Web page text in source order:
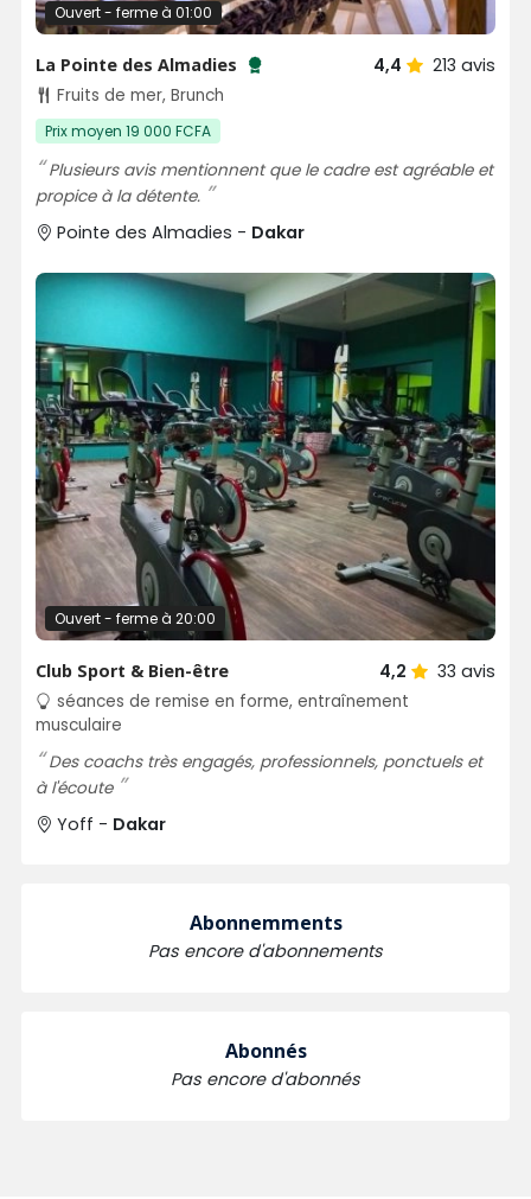
Ouvert - ferme à 01:00
La Pointe des Almadies
Testé et approuvé par SénéGuide
4,4 213 avis
Fruits de mer, Brunch
Prix moyen 19 000 FCFA
Plusieurs avis mentionnent que le cadre est agréable et
propice à la détente.
Pointe des Almadies - Dakar
Ouvert - ferme à 20:00
Club Sport & Bien-être 4,2 33 avis
séances de remise en forme, entraînement
musculaire
Des coachs très engagés, professionnels, ponctuels et
à l'écoute
Yoff - Dakar
Abonnemments
Pas encore d'abonnements
Abonnés
Pas encore d'abonnés